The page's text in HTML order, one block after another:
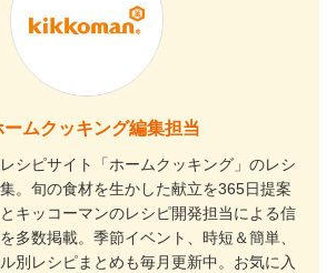
ムクッキング編集担当
シピサイト「ホームクッキング」のレシ
。旬の食材を生かした献立を365日提案
キッコーマンのレシピ開発担当による信
多数掲載。季節イベント、時短＆簡単、
別レシピまとめも毎月更新中。お気に入